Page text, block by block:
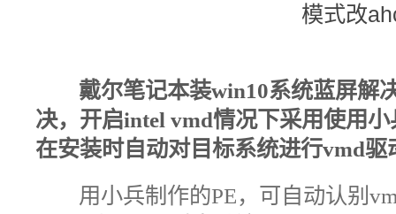
戴尔笔记本装win10系统蓝屏解
决，开启intel vmd情况下采用使用
在安装时自动对目标系统进行vmd驱
用小兵制作的PE，可自动认别